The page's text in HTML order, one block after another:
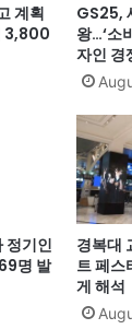
계획
3,800
GS25,
왕…‘소
자인 경
정기인
명 발
경복대
트 페스
게 해석